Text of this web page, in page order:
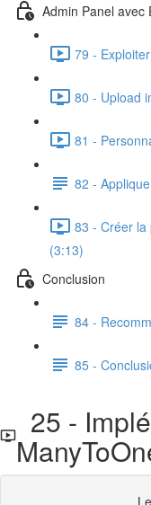
Admin Panel avec
79 -
80 - Upload
81 -
82 -
83 - Créer la
(3:13)
Conclusion
84 -
85 -
25 -